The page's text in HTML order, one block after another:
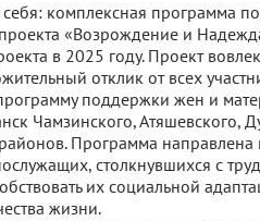
себя: комплексная программа
«Возрождение и
в 2025 году. Проект
отклик от всех
поддержки жен и
Чамзинского, Атяшевского,
Программа
столкнувшихся с
их социальной
жизни.